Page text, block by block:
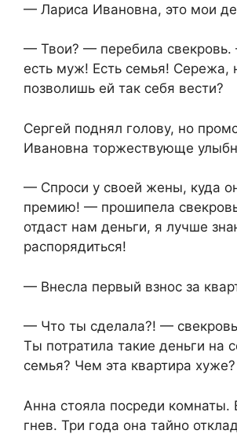
— Лариса Ивановна, это мои
— Твои? — перебила
есть муж! Есть семья! Сережа,
позволишь ей так себя вести?
Сергей поднял голову, но
Ивановна торжествующе
— Спроси у своей жены, куда
премию! — прошипела
отдаст нам деньги, я лучше
распорядиться!
— Внесла первый взнос за
— Что ты сделала?! —
Ты потратила такие деньги на
семья? Чем эта квартира
Анна стояла посреди комнаты.
гнев. Три года она тайно